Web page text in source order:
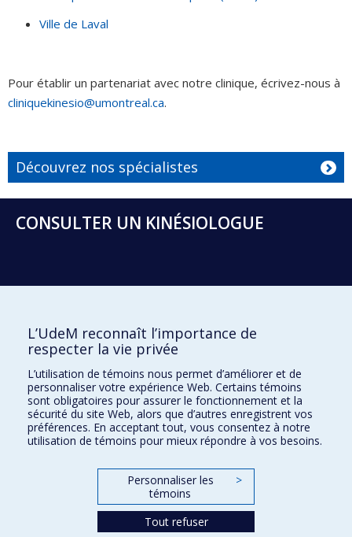
Ville de Laval
Pour établir un partenariat avec notre clinique, écrivez-nous à
cliniquekinesio@umontreal.ca.
Découvrez nos spécialistes
CONSULTER UN KINÉSIOLOGUE
Prenez un rendez-vous
Clinique de kinésiologie
2100, boul. Édouard-Montpetit
Montréal (Québec) H3T 1J4
cliniquekinesio@umontreal.ca
L’UdeM reconnaît l’importance de
respecter la vie privée
L’utilisation de témoins nous permet d’améliorer et de
personnaliser votre expérience Web. Certains témoins
sont obligatoires pour assurer le fonctionnement et la
sécurité du site Web, alors que d’autres enregistrent vos
préférences. En acceptant tout, vous consentez à notre
utilisation de témoins pour mieux répondre à vos besoins.
Personnaliser les
témoins
>
Tout refuser